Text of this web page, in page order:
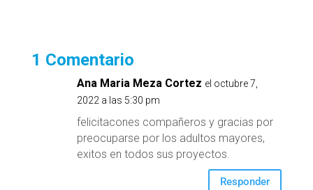
1 Comentario
Ana Maria Meza Cortez el octubre 7,
2022 a las 5:30 pm
felicitacones compañeros y gracias por
preocuparse por los adultos mayores,
exitos en todos sus proyectos.
Responder